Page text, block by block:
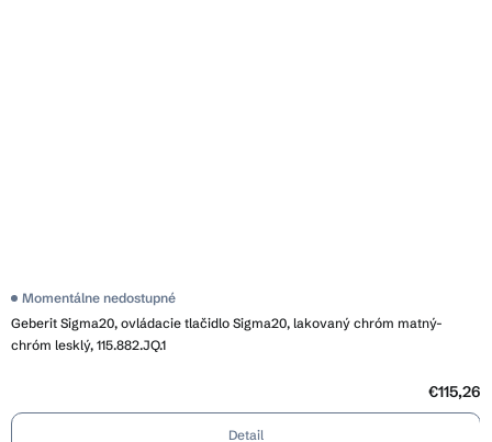
Geberit Sigma20, ovládacie tlačidlo Sigma20, lakovaný chróm matný-
chróm lesklý, 115.882.JQ.1
Momentálne nedostupné
€115,26
Detail